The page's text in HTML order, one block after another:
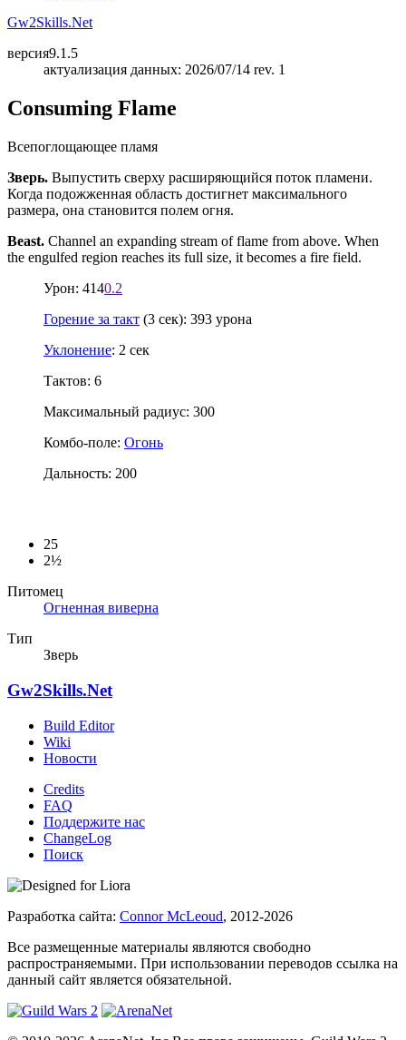
Gw2Skills.Net
версия9.1.5
актуализация данных: 2026/07/14 rev. 1
Consuming Flame
Всепоглощающее пламя
Зверь. Выпустить сверху расширяющийся поток пламени.
Когда подожженная область достигнет максимального
размера, она становится полем огня.
Beast. Channel an expanding stream of flame from above. When
the engulfed region reaches its full size, it becomes a fire field.
Урон: 4140.2
Горение за такт (3 сек): 393 урона
Уклонение: 2 сек
Тактов: 6
Максимальный радиус: 300
Комбо-поле: Огонь
Дальность: 200
25
2½
Питомец
Огненная виверна
Тип
Зверь
Gw2Skills.Net
Build Editor
Wiki
Новости
Credits
FAQ
Поддержите нас
ChangeLog
Поиск
Разработка сайта: Connor McLeoud, 2012-2026
Все размещенные материалы являются свободно
распространяемыми. При использовании переводов ссылка на
данный сайт является обязательной.